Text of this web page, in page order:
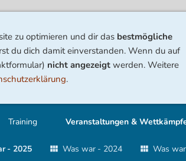
Training Veranstaltungen &
- 2025 Was war - 2024 Was
zu optimieren und dir das bestmögliche
du dich damit einverstanden. Wenn du auf
nicht angezeigtwerden. Weitere
.